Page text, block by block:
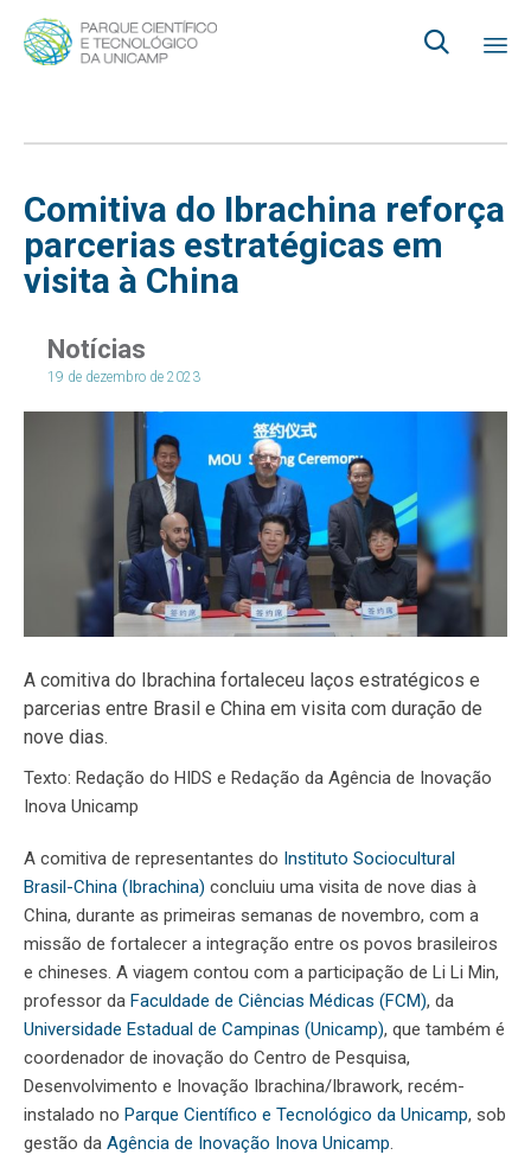

Comitiva do Ibrachina reforça
parcerias estratégicas em
visita à China
Notícias
19 de dezembro de 2023
A comitiva do Ibrachina fortaleceu laços estratégicos e
parcerias entre Brasil e China em visita com duração de
nove dias.
Texto: Redação do HIDS e Redação da Agência de Inovação
Inova Unicamp
A comitiva de representantes do Instituto Sociocultural
Brasil-China (Ibrachina) concluiu uma visita de nove dias à
China, durante as primeiras semanas de novembro, com a
missão de fortalecer a integração entre os povos brasileiros
e chineses. A viagem contou com a participação de Li Li Min,
professor da Faculdade de Ciências Médicas (FCM), da
Universidade Estadual de Campinas (Unicamp), que também é
coordenador de inovação do Centro de Pesquisa,
Desenvolvimento e Inovação Ibrachina/Ibrawork, recém-
instalado no Parque Científico e Tecnológico da Unicamp, sob
gestão da Agência de Inovação Inova Unicamp.